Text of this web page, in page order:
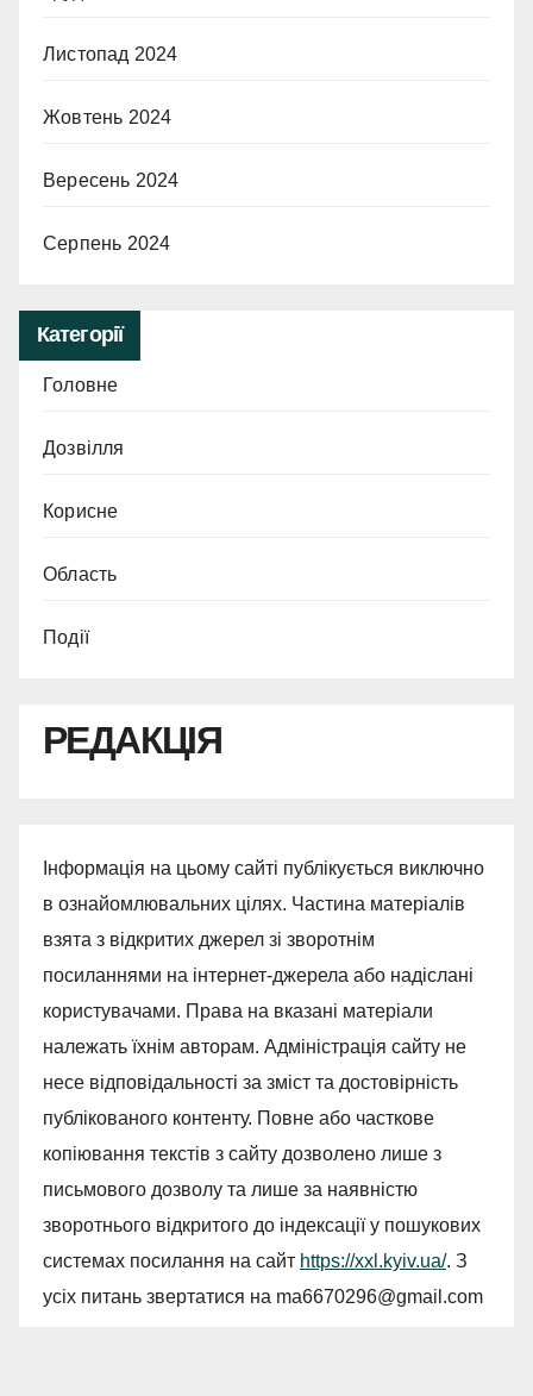
Листопад 2024
Жовтень 2024
Вересень 2024
Серпень 2024
Категорії
Головне
Дозвілля
Корисне
Область
Події
РЕДАКЦІЯ
Інформація на цьому сайті публікується виключно
в ознайомлювальних цілях. Частина матеріалів
взята з відкритих джерел зі зворотнім
посиланнями на інтернет-джерела або надіслані
користувачами. Права на вказані матеріали
належать їхнім авторам. Адміністрація сайту не
несе відповідальності за зміст та достовірність
публікованого контенту. Повне або часткове
копіювання текстів з сайту дозволено лише з
письмового дозволу та лише за наявністю
зворотнього відкритого до індексації у пошукових
системах посилання на сайт https://xxl.kyiv.ua/. З
усіх питань звертатися на ma6670296@gmail.com